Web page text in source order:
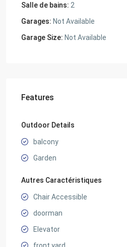
Salle de bains: 2
Garages: Not Available
Garage Size: Not Available
Features
Outdoor Details
balcony
Garden
Autres Caractéristiques
Chair Accessible
doorman
Elevator
front yard